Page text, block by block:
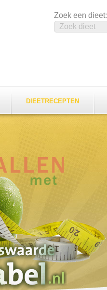
Zoek een dieet:
DIEETRECEPTEN